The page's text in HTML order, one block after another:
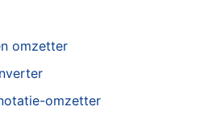
omzetter
omzetter